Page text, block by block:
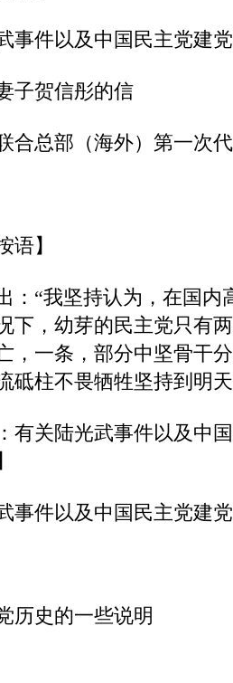
事件以及中国民主党建
子贺信彤的信
合总部（海外）第一次
语】
：“我坚持认为，在国内
下，幼芽的民主党只有
，一条，部分中坚骨干
砥柱不畏牺牲坚持到明
关陆光武事件以及中
事件以及中国民主党建
历史的一些说明